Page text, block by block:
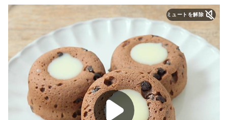
ミュートを解除